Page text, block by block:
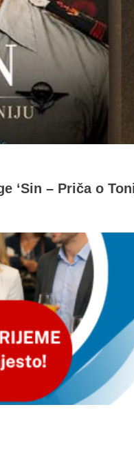
‘Sin – Priča o